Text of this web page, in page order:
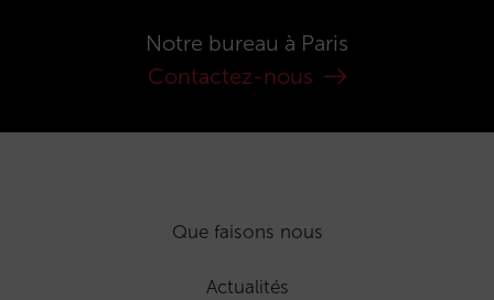
Notre bureau à Paris
Contactez-nous
Que faisons nous
Actualités